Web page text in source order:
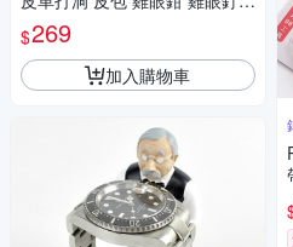
打孔機打孔器 打洞機打洞器-輕
居家8430
$269
加入購物車